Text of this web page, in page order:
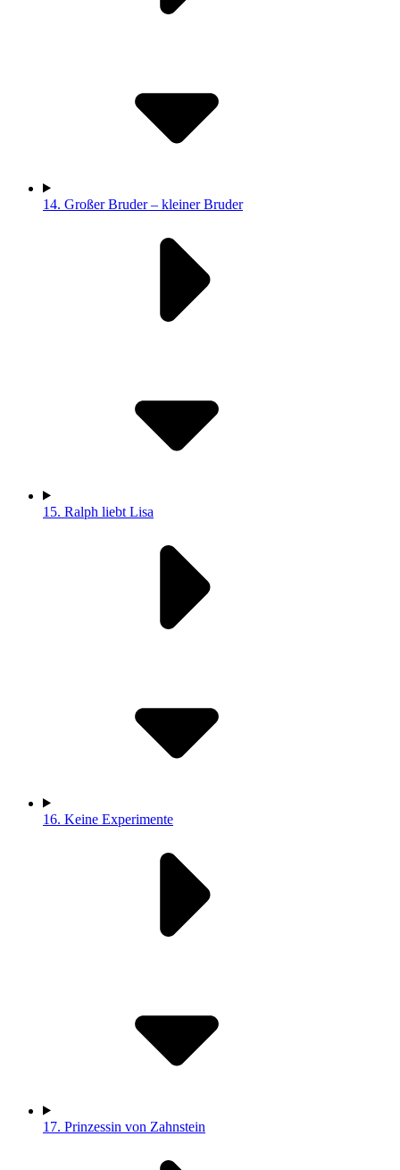
14. Großer Bruder – kleiner Bruder
15. Ralph liebt Lisa
16. Keine Experimente
17. Prinzessin von Zahnstein